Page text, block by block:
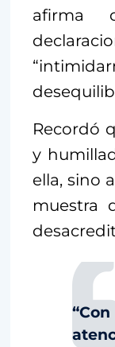
afirma
Recordó
y
ella, sino
muestra